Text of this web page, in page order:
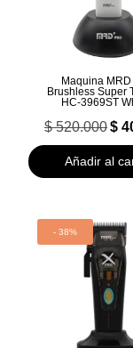
Maquina
Brushless Super
HC‑3969ST
$520.000 El
precio
era:
$
Añadir al
- 38%